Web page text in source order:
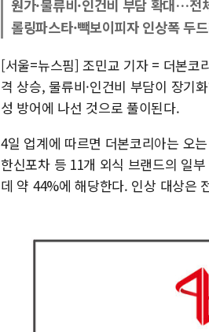
원가·물류비·인건비 부담 확대…
롤링파스타·빽보이피자 인상폭 두
[서울=뉴스핌] 조민교 기자 = 더본코
격 상승, 물류비·인건비 부담이 장기
성 방어에 나선 것으로 풀이된다.
4일 업계에 따르면 더본코리아는 오
한신포차 등 11개 외식 브랜드의 일
데 약 44%에 해당한다. 인상 대상은